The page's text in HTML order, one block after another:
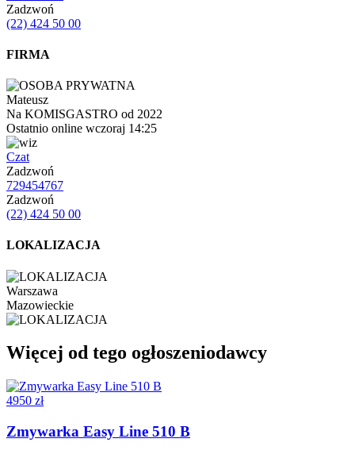
Zadzwoń
(22) 424 50 00
FIRMA
Mateusz
Na KOMISGASTRO od 2022
Ostatnio online wczoraj 14:25
Czat
Zadzwoń
729454767
Zadzwoń
(22) 424 50 00
LOKALIZACJA
Warszawa
Mazowieckie
Więcej od tego ogłoszeniodawcy
4950 zł
Zmywarka Easy Line 510 B